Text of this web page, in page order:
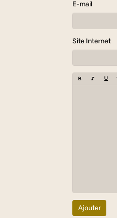
E-mail
Site Internet
Ajouter